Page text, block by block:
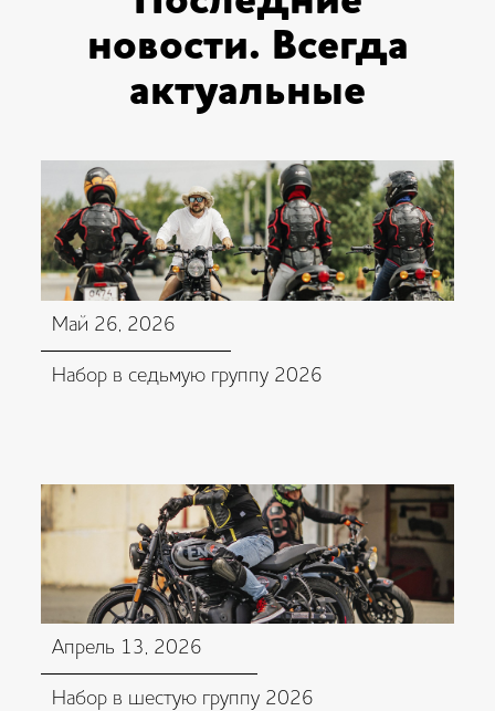
новости. Всегда
актуальные
Май 26, 2026
Набор в седьмую группу 2026
Апрель 13, 2026
Набор в шестую группу 2026